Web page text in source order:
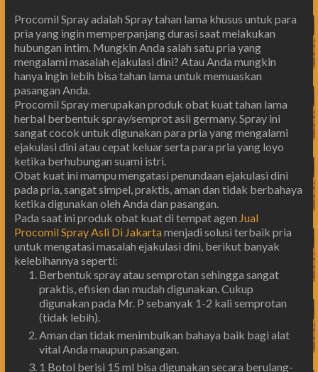
Procomil Spray adalah Spray tahan lama khusus untuk para
pria yang ingin memperpanjang durasi saat melakukan
hubungan intim. Mungkin Anda salah satu pria yang
mengalami masalah ejakulasi dini? Atau Anda mungkin
hanya ingin lebih bisa tahan lama untuk memuaskan
pasangan Anda.
Procomil Spray merupakan produk obat kuat tahan lama
herbal berbentuk spray/semprot asli germany. Spray ini
sangat cocok untuk digunakan para pria yang mengalami
ejakulasi dini atau cepat keluar serta para pria yang loyo
ketika berhubungan suami istri.
Obat kuat ini mampu mengatasi penundaan ejakulasi dini
pada pria, sangat simpel, praktis, aman dan tidak berbahaya
ketika digunakan oleh Anda dan pasangan.
Pada saat ini produk obat kuat di tempat agen Jual
Procomil Spray Asli Di Jakartamenjadi solusi terbaik pria
untuk mengatasi masalah ejakulasi dini, berikut banyak
kelebihannya seperti:
Berbentuk spray atau semprotan sehingga sangat
praktis, efisien dan mudah digunakan. Cukup
digunakan pada Mr. P sebanyak 1-2 kali semprotan
(tidak lebih).
Aman dan tidak menimbulkan bahaya baik bagi alat
vital Anda maupun pasangan.
1 Botol berisi 15 ml bisa digunakan secara berulang-